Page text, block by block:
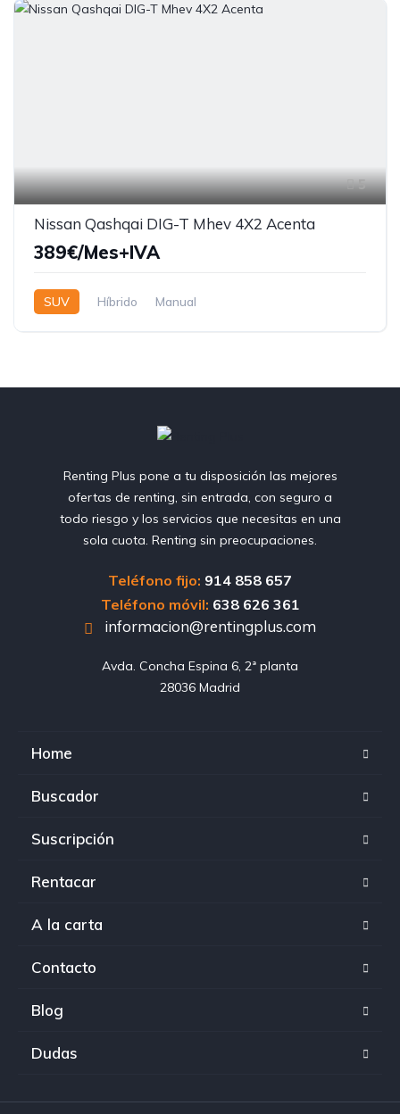
5
Nissan Qashqai DIG-T Mhev 4X2 Acenta
389€/Mes+IVA
SUV Híbrido Manual
Renting Plus pone a tu disposición las mejores
ofertas de renting, sin entrada, con seguro a
todo riesgo y los servicios que necesitas en una
sola cuota. Renting sin preocupaciones.
Teléfono fijo: 914 858 657
Teléfono móvil: 638 626 361
informacion@rentingplus.com
Avda. Concha Espina 6, 2ª planta
28036 Madrid
Home
Buscador
Suscripción
Rentacar
A la carta
Contacto
Blog
Dudas